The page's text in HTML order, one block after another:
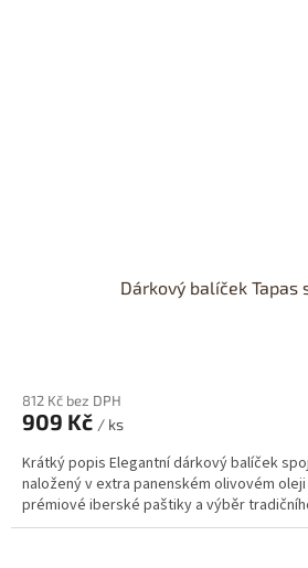
Dárkový balíček Tapas
812 Kč bez DPH
909 Kč / ks
Krátký popis Elegantní dárkový balíček
naložený v extra panenském olivovém
prémiové iberské paštiky a výběr